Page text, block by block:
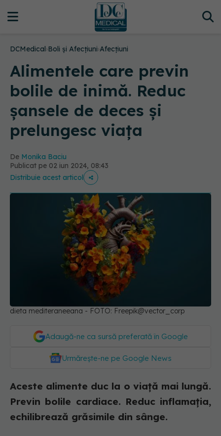
DCMedical›Boli și Afecțiuni›Afecțiuni
Alimentele care previn
bolile de inimă. Reduc
șansele de deces și
prelungesc viața
De Monika Baciu
Publicat pe 02 iun 2024, 08:43
Distribuie acest articol
dieta mediteraneeana - FOTO: Freepik@vector_corp
Adaugă-ne ca sursă preferată în Google
Urmărește-ne pe Google News
Aceste alimente duc la o viață mai lungă.
Previn bolile cardiace. Reduc inflamația,
echilibrează grăsimile din sânge.